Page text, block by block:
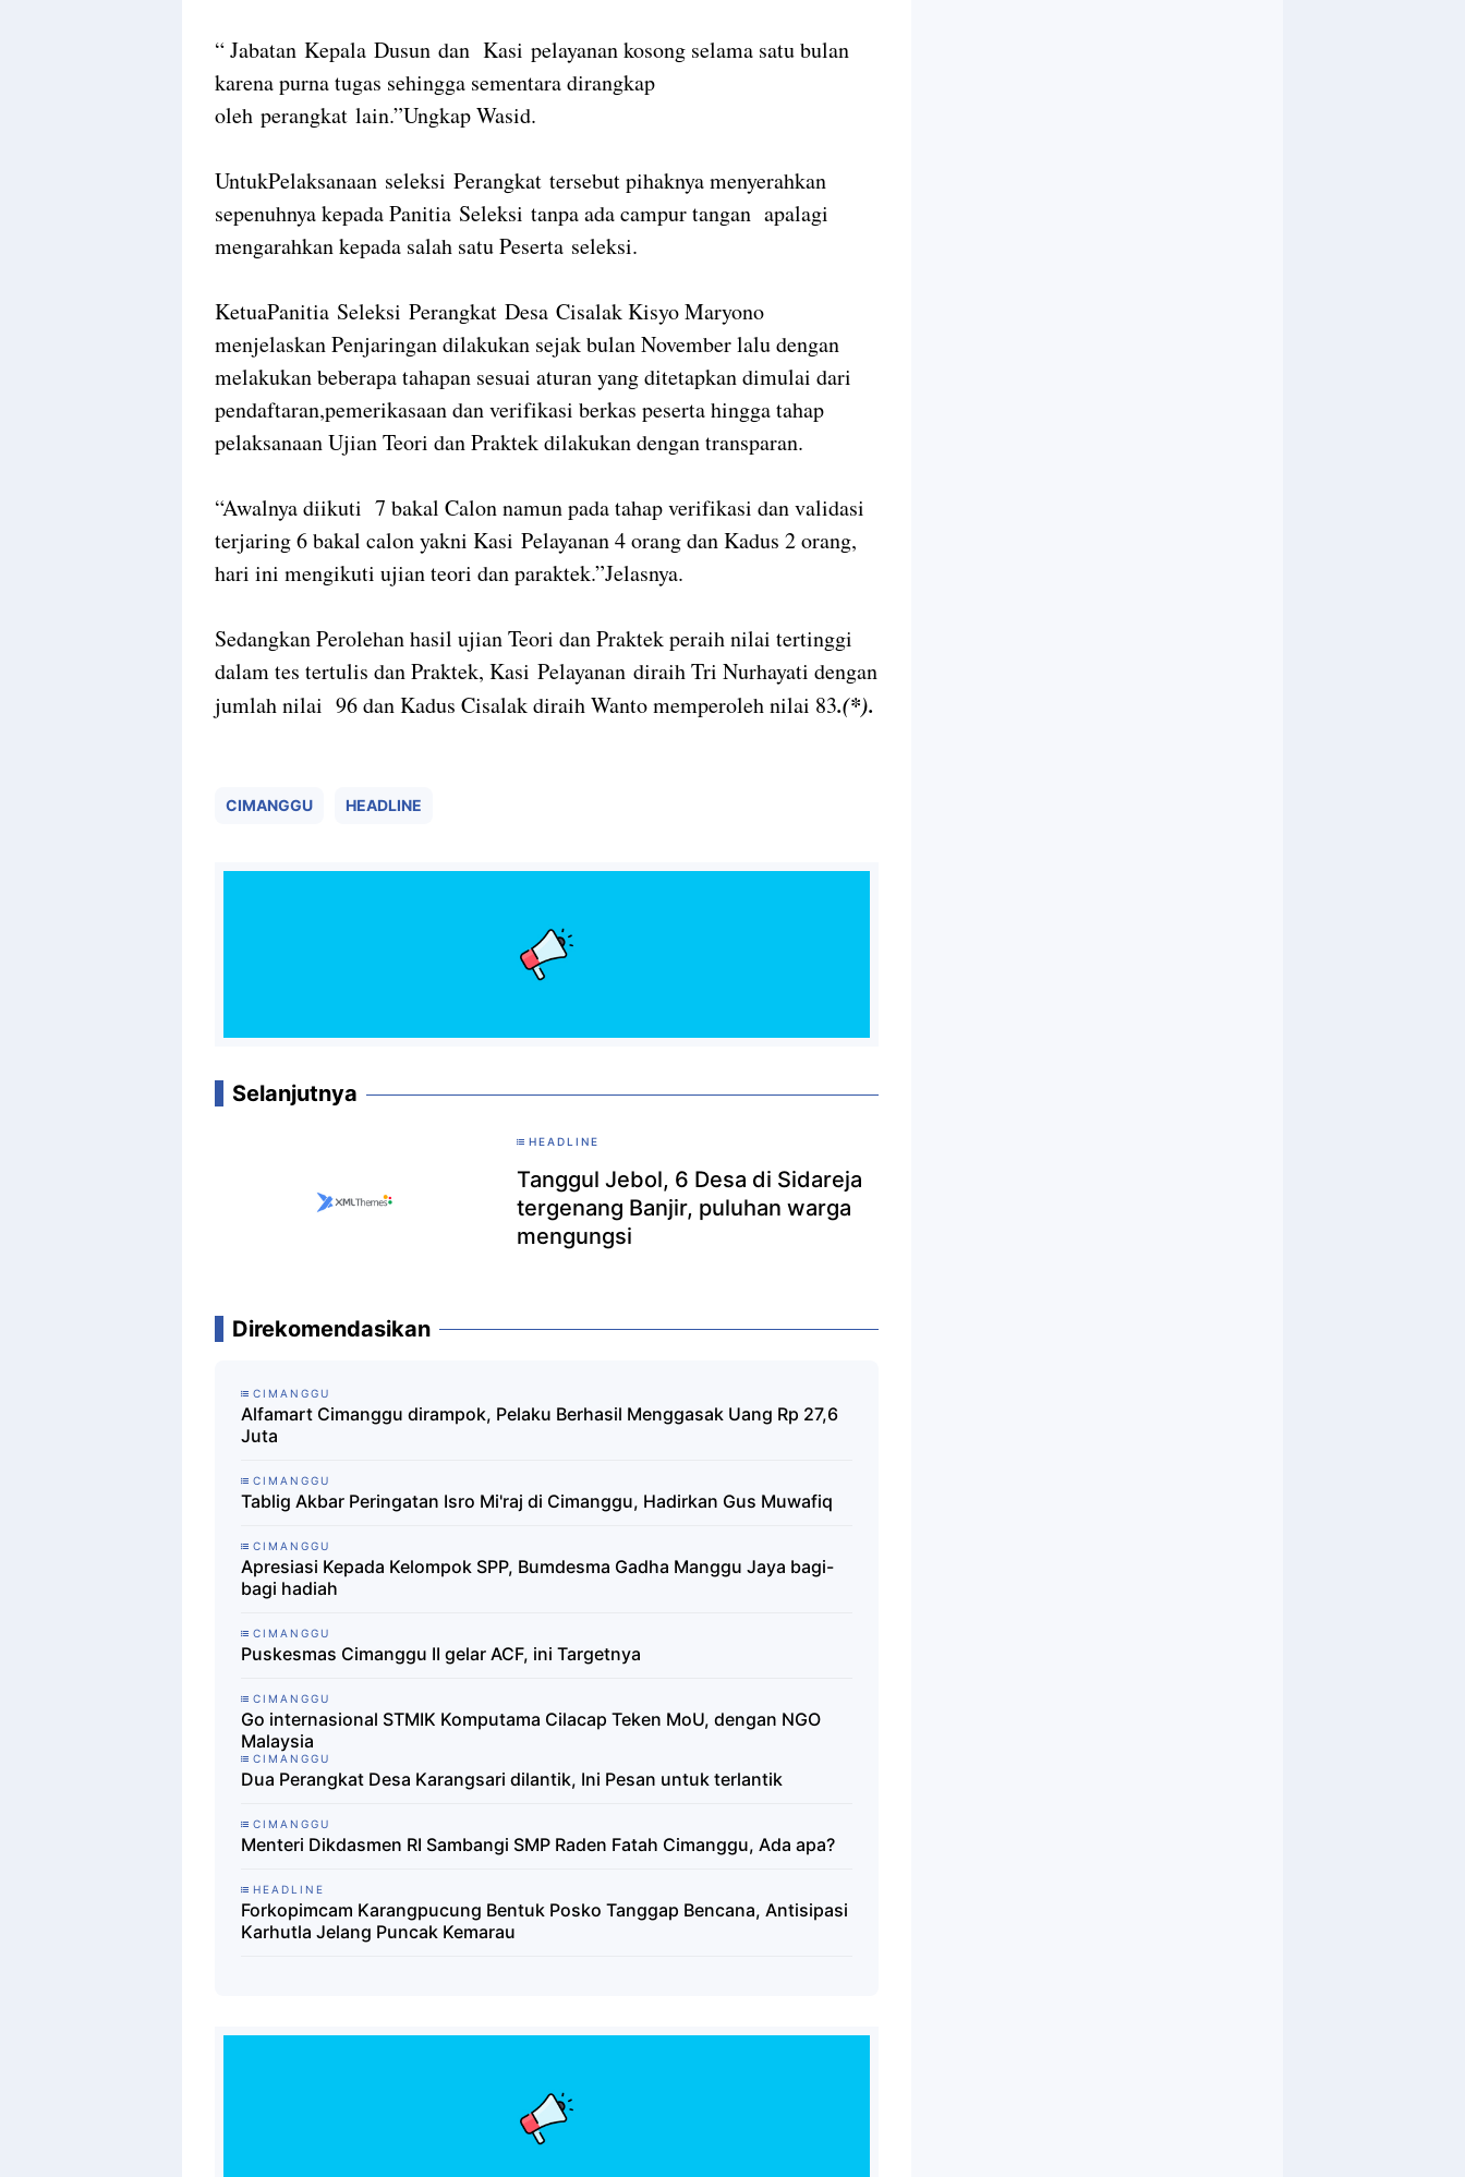
“ Jabatan Kepala Dusun dan Kasi pelayanan kosong selama satu bulan
karena purna tugas sehingga sementara dirangkap
oleh perangkat lain.”Ungkap Wasid.
UntukPelaksanaan seleksi Perangkat tersebut pihaknya menyerahkan
sepenuhnya kepada Panitia Seleksi tanpa ada campur tangan apalagi
mengarahkan kepada salah satu Peserta seleksi.
KetuaPanitia Seleksi Perangkat Desa Cisalak Kisyo Maryono
menjelaskan Penjaringan dilakukan sejak bulan November lalu dengan
melakukan beberapa tahapan sesuai aturan yang ditetapkan dimulai dari
pendaftaran,pemerikasaan dan verifikasi berkas peserta hingga tahap
pelaksanaan Ujian Teori dan Praktek dilakukan dengan transparan.
“Awalnya diikuti 7 bakal Calon namun pada tahap verifikasi dan validasi
terjaring 6 bakal calon yakni Kasi Pelayanan 4 orang dan Kadus 2 orang,
hari ini mengikuti ujian teori dan paraktek.”Jelasnya.
Sedangkan Perolehan hasil ujian Teori dan Praktek peraih nilai tertinggi
dalam tes tertulis dan Praktek, Kasi Pelayanan diraih Tri Nurhayati dengan
jumlah nilai 96 dan Kadus Cisalak diraih Wanto memperoleh nilai 83.(*).
CIMANGGU HEADLINE
Selanjutnya
HEADLINE
Tanggul Jebol, 6 Desa di Sidareja
tergenang Banjir, puluhan warga
mengungsi
Direkomendasikan
CIMANGGU
Alfamart Cimanggu dirampok, Pelaku Berhasil Menggasak Uang Rp 27,6
Juta
CIMANGGU
Tablig Akbar Peringatan Isro Mi'raj di Cimanggu, Hadirkan Gus Muwafiq
CIMANGGU
Apresiasi Kepada Kelompok SPP, Bumdesma Gadha Manggu Jaya bagi-
bagi hadiah
CIMANGGU
Puskesmas Cimanggu II gelar ACF, ini Targetnya
CIMANGGU
Go internasional STMIK Komputama Cilacap Teken MoU, dengan NGO
Malaysia
CIMANGGU
Dua Perangkat Desa Karangsari dilantik, Ini Pesan untuk terlantik
CIMANGGU
Menteri Dikdasmen RI Sambangi SMP Raden Fatah Cimanggu, Ada apa?
HEADLINE
Forkopimcam Karangpucung Bentuk Posko Tanggap Bencana, Antisipasi
Karhutla Jelang Puncak Kemarau